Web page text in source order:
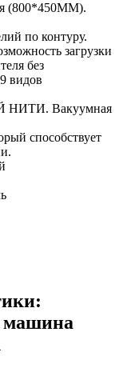
по контуру.
загрузки
без
видов
Вакуумная
способствует